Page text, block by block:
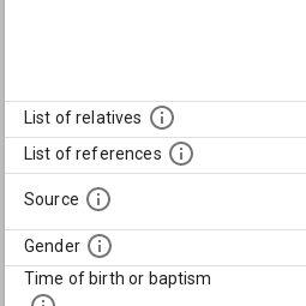
List of relatives
List of references
Source
Gender
Time of birth or baptism